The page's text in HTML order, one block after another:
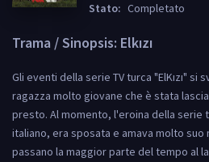
Stato: Completato
Trama / Sinopsis: Elkızı
Gli eventi della serie TV turca "ElKızı" si
ragazza molto giovane che è stata
presto. Al momento, l'eroina della serie
italiano, era sposata e amava molto suo
passano la maggior parte del tempo al